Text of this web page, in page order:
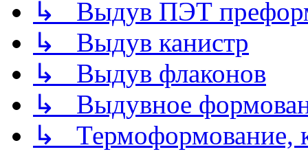
↳ Выдув ПЭТ
↳ Выдув канистр
↳ Выдув флаконов
↳ Выдувное
↳ Термоформование,